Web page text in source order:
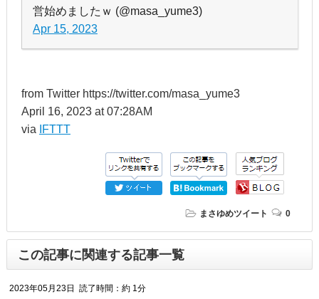
営始めましたｗ (@masa_yume3)
Apr 15, 2023
from Twitter https://twitter.com/masa_yume3
April 16, 2023 at 07:28AM
via
IFTTT
まさゆめツイート 0
この記事に関連する記事一覧
2023年05月23日 読了時間：約 1分